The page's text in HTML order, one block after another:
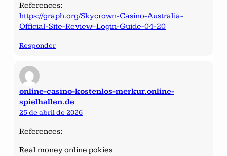
References:
https://graph.org/Skycrown-Casino-Australia-
Official-Site-Review–Login-Guide-04-20
Responder
online-casino-kostenlos-merkur.online-
spielhallen.de
25 de abril de 2026
References:
Real money online pokies